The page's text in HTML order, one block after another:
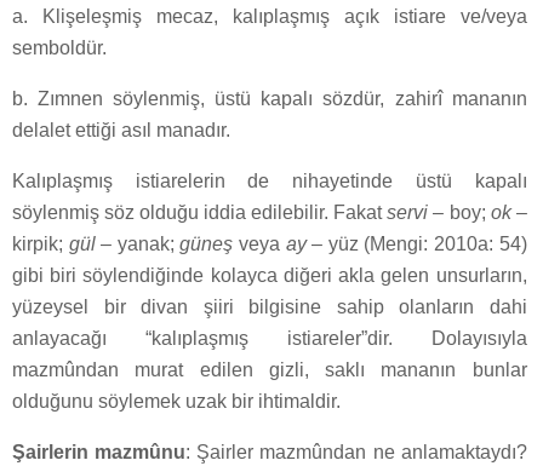
a. Klişeleşmiş mecaz, kalıplaşmış açık istiare ve/veya
semboldür.
b. Zımnen söylenmiş, üstü kapalı sözdür, zahirî mananın
delalet ettiği asıl manadır.
Kalıplaşmış istiarelerin de nihayetinde üstü kapalı
söylenmiş söz olduğu iddia edilebilir. Fakatservi – boy; ok–
kirpik; gül– yanak;güneş veya ay– yüz (Mengi: 2010a: 54)
gibi biri söylendiğinde kolayca diğeri akla gelen unsurların,
yüzeysel bir divan şiiri bilgisine sahip olanların dahi
anlayacağı “kalıplaşmış istiareler”dir. Dolayısıyla
mazmûndan murat edilen gizli, saklı mananın bunlar
olduğunu söylemek uzak bir ihtimaldir.
Şairlerin mazmûnu: Şairler mazmûndan ne anlamaktaydı?